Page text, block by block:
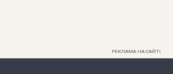
РЕКЛАМА НА САЙТІ